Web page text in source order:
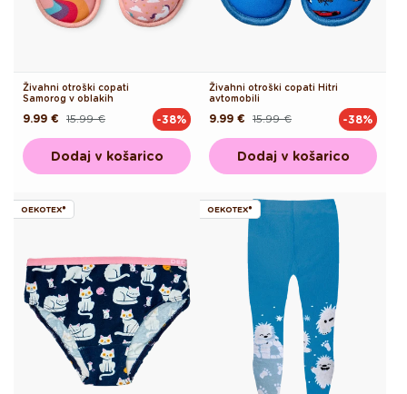
Živahni otroški copati
Samorog v oblakih
Redna 15.99 €
Akcijska
9.99 € -38%
Dodaj v košarico
Živahni otroški copati Hitri
avtomobili
Redna 15.99 €
Akcijska
9.99 € -38%
Dodaj v košarico
OEKOTEX® OEKOTEX®